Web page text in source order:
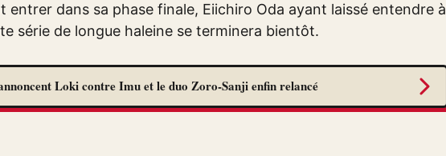
entrer dans sa phase finale, Eiichiro Oda ayant laissé entendre à
série de longue haleine se terminera bientôt.
Loki contre Imu et le duo Zoro-Sanji enfin relancé